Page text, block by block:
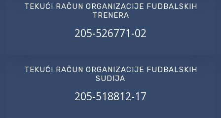
TEKUĆI RAČUN ORGANIZACIJE FUDBALSKIH
TRENERA
205-526771-02
TEKUĆI RAČUN ORGANIZACIJE FUDBALSKIH
SUDIJA
205-518812-17